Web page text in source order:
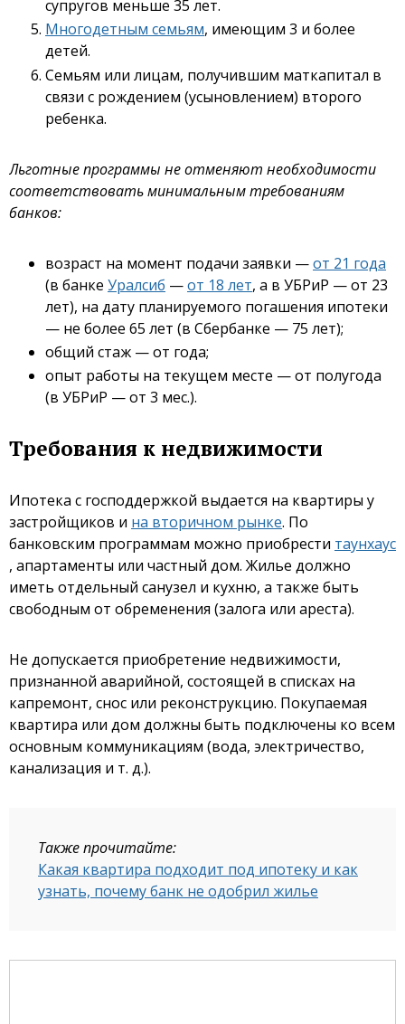
супругов меньше 35 лет.
Многодетным семьям, имеющим 3 и более
детей.
Семьям или лицам, получившим маткапитал в
связи с рождением (усыновлением) второго
ребенка.
Льготные программы не отменяют необходимости
соответствовать минимальным требованиям
банков:
возраст на момент подачи заявки —от 21 года
(в банке Уралсиб —от 18 лет, а в УБРиР — от 23
лет), на дату планируемого погашения ипотеки
— не более 65 лет (в Сбербанке — 75 лет);
общий стаж — от года;
опыт работы на текущем месте — от полугода
(в УБРиР — от 3 мес.).
Требования к недвижимости
Ипотека с господдержкой выдается на квартиры у
застройщиков и на вторичном рынке. По
банковским программам можно приобрести таунхаус
, апартаменты или частный дом. Жилье должно
иметь отдельный санузел и кухню, а также быть
свободным от обременения (залога или ареста).
Не допускается приобретение недвижимости,
признанной аварийной, состоящей в списках на
капремонт, снос или реконструкцию. Покупаемая
квартира или дом должны быть подключены ко всем
основным коммуникациям (вода, электричество,
канализация и т. д.).
Также прочитайте:
Какая квартира подходит под ипотеку и как
узнать, почему банк не одобрил жилье